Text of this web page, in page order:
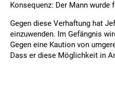
Konsequenz: Der Mann wurde
Gegen diese Verhaftung hat
einzuwenden. Im Gefängnis
Gegen eine Kaution von
Dass er diese Möglichkeit in